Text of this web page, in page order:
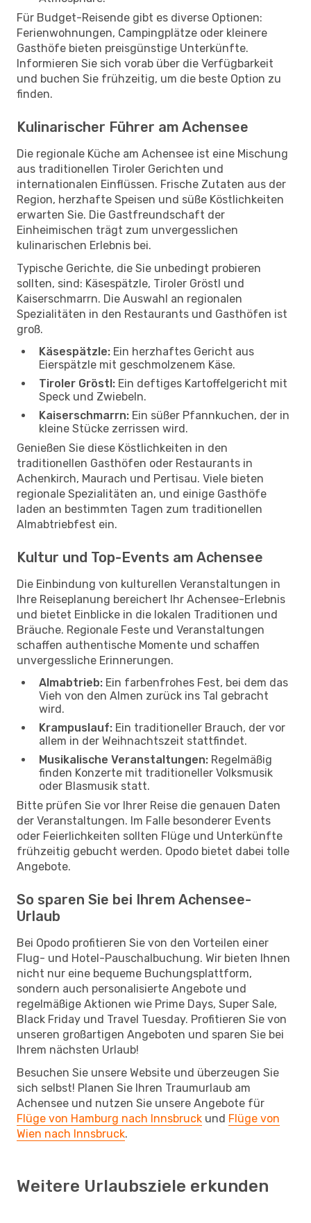
Für Budget-Reisende gibt es diverse Optionen:
Ferienwohnungen, Campingplätze oder kleinere
Gasthöfe bieten preisgünstige Unterkünfte.
Informieren Sie sich vorab über die Verfügbarkeit
und buchen Sie frühzeitig, um die beste Option zu
finden.
Kulinarischer Führer am Achensee
Die regionale Küche am Achensee ist eine Mischung
aus traditionellen Tiroler Gerichten und
internationalen Einflüssen. Frische Zutaten aus der
Region, herzhafte Speisen und süße Köstlichkeiten
erwarten Sie. Die Gastfreundschaft der
Einheimischen trägt zum unvergesslichen
kulinarischen Erlebnis bei.
Typische Gerichte, die Sie unbedingt probieren
sollten, sind: Käsespätzle, Tiroler Gröstl und
Kaiserschmarrn. Die Auswahl an regionalen
Spezialitäten in den Restaurants und Gasthöfen ist
groß.
Käsespätzle: Ein herzhaftes Gericht aus
Eierspätzle mit geschmolzenem Käse.
Tiroler Gröstl: Ein deftiges Kartoffelgericht mit
Speck und Zwiebeln.
Kaiserschmarrn: Ein süßer Pfannkuchen, der in
kleine Stücke zerrissen wird.
Genießen Sie diese Köstlichkeiten in den
traditionellen Gasthöfen oder Restaurants in
Achenkirch, Maurach und Pertisau. Viele bieten
regionale Spezialitäten an, und einige Gasthöfe
laden an bestimmten Tagen zum traditionellen
Almabtriebfest ein.
Kultur und Top-Events am Achensee
Die Einbindung von kulturellen Veranstaltungen in
Ihre Reiseplanung bereichert Ihr Achensee-Erlebnis
und bietet Einblicke in die lokalen Traditionen und
Bräuche. Regionale Feste und Veranstaltungen
schaffen authentische Momente und schaffen
unvergessliche Erinnerungen.
Almabtrieb: Ein farbenfrohes Fest, bei dem das
Vieh von den Almen zurück ins Tal gebracht
wird.
Krampuslauf: Ein traditioneller Brauch, der vor
allem in der Weihnachtszeit stattfindet.
Musikalische Veranstaltungen: Regelmäßig
finden Konzerte mit traditioneller Volksmusik
oder Blasmusik statt.
Bitte prüfen Sie vor Ihrer Reise die genauen Daten
der Veranstaltungen. Im Falle besonderer Events
oder Feierlichkeiten sollten Flüge und Unterkünfte
frühzeitig gebucht werden. Opodo bietet dabei tolle
Angebote.
So sparen Sie bei Ihrem Achensee-
Urlaub
Bei Opodo profitieren Sie von den Vorteilen einer
Flug- und Hotel-Pauschalbuchung. Wir bieten Ihnen
nicht nur eine bequeme Buchungsplattform,
sondern auch personalisierte Angebote und
regelmäßige Aktionen wie Prime Days, Super Sale,
Black Friday und Travel Tuesday. Profitieren Sie von
unseren großartigen Angeboten und sparen Sie bei
Ihrem nächsten Urlaub!
Besuchen Sie unsere Website und überzeugen Sie
sich selbst! Planen Sie Ihren Traumurlaub am
Achensee und nutzen Sie unsere Angebote für
Flüge von Hamburg nach Innsbruck und Flüge von
Wien nach Innsbruck.
Weitere Urlaubsziele erkunden